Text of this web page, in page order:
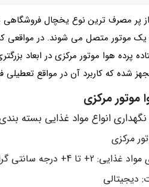
پر مصرف ترین نوع یخچال
موتور متصل می شوند. در مواقعی
پرده هوا موتور مرکزی در ابعاد
شده که کاربرد آن در مواقع
موتور مرکزی
انواع مواد غذایی بسته
مرکزی
تا 4+ درجه سانتی گراد
دیجیتالی